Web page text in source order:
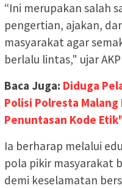
“Ini merupakan salah
pengertian, ajakan,
masyarakat agar
berlalu lintas," ujar AKP
Baca Juga: Diduga
Polisi Polresta
Penuntasan Kode
Ia berharap melalui
pola pikir masyarakat
demi keselamatan